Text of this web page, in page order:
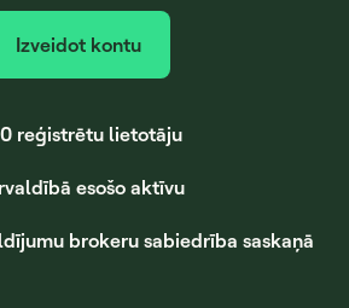
Izveidot kontu
reģistrētu lietotāju
esošo aktīvu
brokeru sabiedrība saskaņā